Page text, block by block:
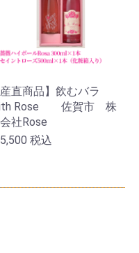
産直商品】飲むバラ
Rose 佐賀市 株
社Rose
税込